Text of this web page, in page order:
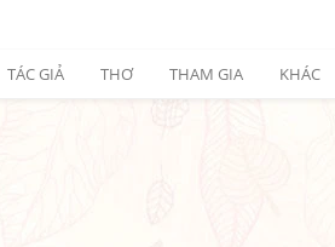
TÁC GIẢ THƠ THAM GIA KHÁC